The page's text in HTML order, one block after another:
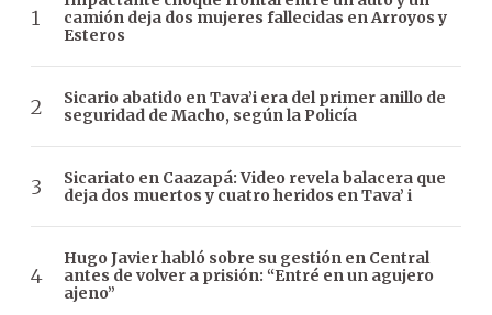
camión deja dos mujeres fallecidas en Arroyos y
Esteros
Sicario abatido en Tava’i era del primer anillo de
seguridad de Macho, según la Policía
Sicariato en Caazapá: Video revela balacera que
deja dos muertos y cuatro heridos en Tava’ i
Hugo Javier habló sobre su gestión en Central
antes de volver a prisión: “Entré en un agujero
ajeno”